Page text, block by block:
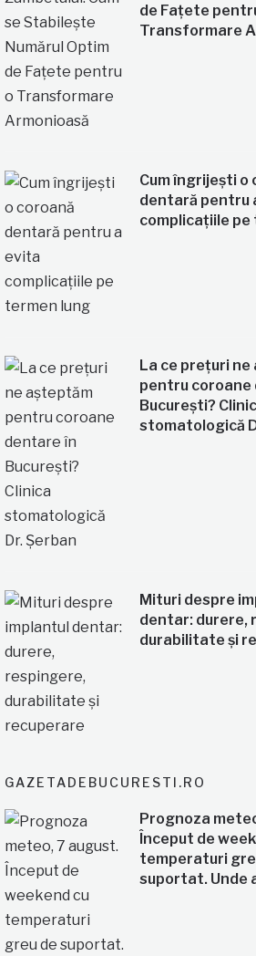
de Fațete
Transformare
Cum îngrijești o
dentară pentru
complicațiile pe
La ce prețuri
pentru coroane
București?
stomatologică
Mituri despre
dentar: durere,
durabilitate și
GAZETADEBUCURESTI.RO
Prognoza
Început de
temperaturi
suportat. Unde